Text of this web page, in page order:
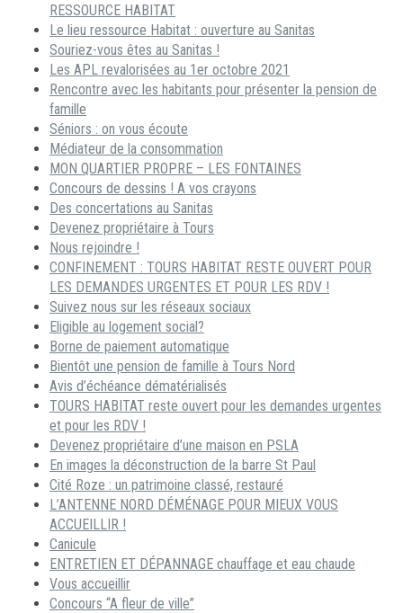
RESSOURCE HABITAT
Le lieu ressource Habitat : ouverture au Sanitas
Souriez-vous êtes au Sanitas !
Les APL revalorisées au 1er octobre 2021
Rencontre avec les habitants pour présenter la pension de
famille
Séniors : on vous écoute
Médiateur de la consommation
MON QUARTIER PROPRE – LES FONTAINES
Concours de dessins ! A vos crayons
Des concertations au Sanitas
Devenez propriétaire à Tours
Nous rejoindre !
CONFINEMENT : TOURS HABITAT RESTE OUVERT POUR
LES DEMANDES URGENTES ET POUR LES RDV !
Suivez nous sur les réseaux sociaux
Eligible au logement social?
Borne de paiement automatique
Bientôt une pension de famille à Tours Nord
Avis d’échéance dématérialisés
TOURS HABITAT reste ouvert pour les demandes urgentes
et pour les RDV !
Devenez propriétaire d’une maison en PSLA
En images la déconstruction de la barre St Paul
Cité Roze : un patrimoine classé, restauré
L’ANTENNE NORD DÉMÉNAGE POUR MIEUX VOUS
ACCUEILLIR !
Canicule
ENTRETIEN ET DÉPANNAGE chauffage et eau chaude
Vous accueillir
Concours “A fleur de ville”